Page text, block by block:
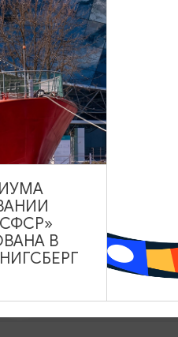
ресурс носит
характер.
не несет
за качество
предоставленных
организациями
В